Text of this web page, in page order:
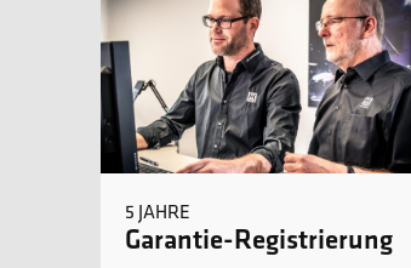
5 JAHRE
Garantie-Registrierung